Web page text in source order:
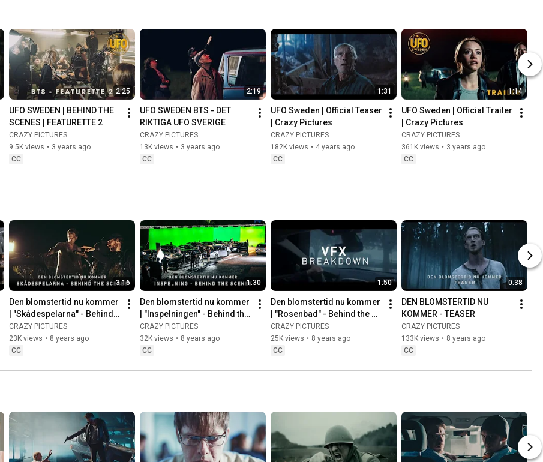
eliminating the need for subtitles altogether. The film is dubbed
by the original Swedish cast speaking English. With full
endorsement from SAG, Flawless is leading the charge in
ethical AI filmmaking, pushing boundaries, and crafting a new
era of cinematic storytelling.
WATCH THE SKIES follows a rebellious teenager who believes
her missing father was abducted by aliens. Joining forces with
a quirky UFO club of endearing misfits, she embarks on a high-
stakes adventure that defies the law and challenges the very
fabric of reality.
2:25
UFO SWEDEN | BEHIND THE
SCENES | FEATURETTE 2
CRAZY PICTURES
9.5K views • 3 years ago
CC
2:19
UFO SWEDEN BTS - DET
RIKTIGA UFO SVERIGE
CRAZY PICTURES
13K views • 3 years ago
CC
1:31
UFO Sweden | Official Teaser
| Crazy Pictures
CRAZY PICTURES
182K views • 4 years ago
CC
1:14
UFO Sweden | Official Trailer
| Crazy Pictures
CRAZY PICTURES
361K views • 3 years ago
CC
3:16
Den blomstertid nu kommer
| "Skådespelarna" - Behind
the scenes
CRAZY PICTURES
23K views • 8 years ago
CC
1:30
Den blomstertid nu kommer
| "Inspelningen" - Behind the
scenes
CRAZY PICTURES
32K views • 8 years ago
CC
1:50
Den blomstertid nu kommer
| "Rosenbad" - Behind the
scenes
CRAZY PICTURES
25K views • 8 years ago
CC
0:38
DEN BLOMSTERTID NU
KOMMER - TEASER
CRAZY PICTURES
133K views • 8 years ago
CC